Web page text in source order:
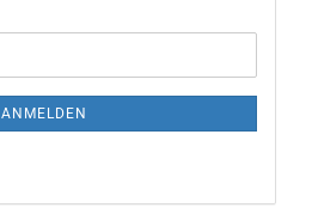
ANMELDEN